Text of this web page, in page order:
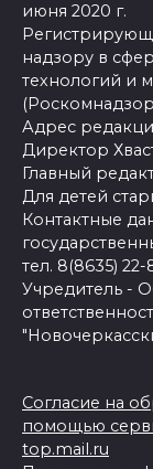
июня 2020 г.
надзору в
технологий и
Адрес
Директор
Главный
Для детей
Контактные
тел. 8(8635) 22-
Учредитель -
Согласие на
помощью
top.mail.ru